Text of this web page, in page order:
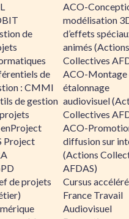
de
de
: CMMI
de gestion
Project
de projets
ACO-
modélisation
d’effets
animés (Actions
Collectives
ACO-Montage
étalonnage
audiovisuel
Collectives
ACO-
diffusion sur
(Actions
AFDAS)
Cursus
France Travail
Audiovisuel